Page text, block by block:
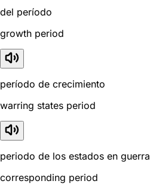
del período
growth period
período de crecimiento
warring states period
periodo de los estados en guerra
corresponding period